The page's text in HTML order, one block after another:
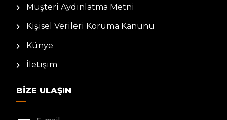
Müşteri Aydınlatma Metni
Kişisel Verileri Koruma Kanunu
Künye
İletişim
BIZE ULAŞIN